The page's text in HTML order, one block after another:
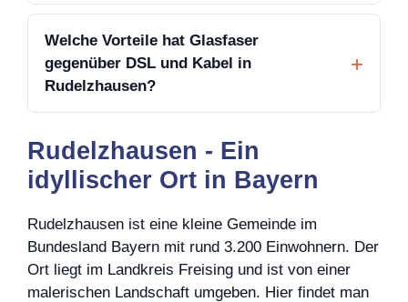
Welche Vorteile hat Glasfaser
gegenüber DSL und Kabel in
Rudelzhausen?
Rudelzhausen - Ein
idyllischer Ort in Bayern
Rudelzhausen ist eine kleine Gemeinde im
Bundesland Bayern mit rund 3.200 Einwohnern. Der
Ort liegt im Landkreis Freising und ist von einer
malerischen Landschaft umgeben. Hier findet man